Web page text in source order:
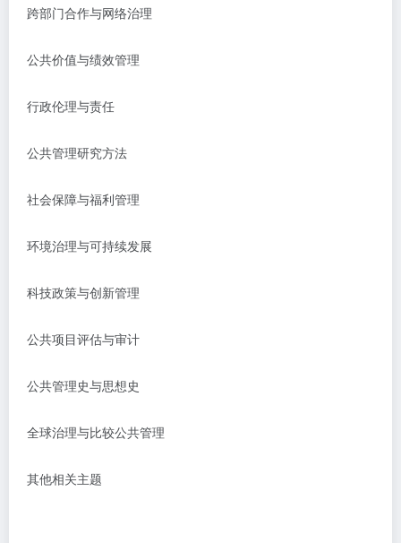
跨部门合作与网络治理
公共价值与绩效管理
行政伦理与责任
公共管理研究方法
社会保障与福利管理
环境治理与可持续发展
科技政策与创新管理
公共项目评估与审计
公共管理史与思想史
全球治理与比较公共管理
其他相关主题